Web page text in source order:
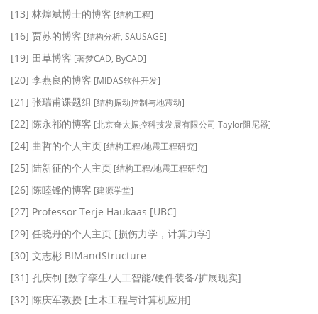
[13] 林煌斌博士的博客 [结构工程]
[16] 贾苏的博客 [结构分析, SAUSAGE]
[19] 田草博客 [著梦CAD, ByCAD]
[20] 李燕良的博客 [MIDAS软件开发]
[21] 张瑞甫课题组 [结构振动控制与地震动]
[22] 陈永祁的博客 [北京奇太振控科技发展有限公司 Taylor阻尼器]
[24] 曲哲的个人主页 [结构工程/地震工程研究]
[25] 陆新征的个人主页 [结构工程/地震工程研究]
[26] 陈睦锋的博客 [建源学堂]
[27] Professor Terje Haukaas [UBC]
[29] 任晓丹的个人主页 [损伤力学，计算力学]
[30] 文志彬 BIMandStructure
[31] 孔庆钊 [数字孪生/人工智能/硬件装备/扩展现实]
[32] 陈庆军教授 [土木工程与计算机应用]